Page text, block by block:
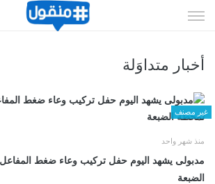
الى
أخبار متداوَلة
غير مصنف
منذ شهر واحد
مدبولى يشهد اليوم حفل تركيب وعاء ضغط المفاعل
الضبعة